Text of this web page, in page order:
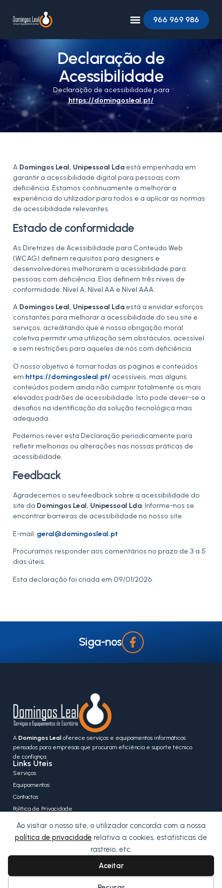
Ao visitar o nosso site, o utilizador concorda com a nossa
política de privacidade relativa a cookies, estatísticas de
rastreio, etc.
Aceitar
966 969 986
Declaração de
Acessibilidade
Declaração de acessibilidade para
https://domingosleal.pt/
A Domingos Leal, Unipessoal Ldaestá empenhada em
garantir a acessibilidade digital para pessoas com
deficiência. Estamos continuamente a melhorar a
experiência do utilizador para todos e a aplicar as normas
de acessibilidade relevantes.
Estado de conformidade
As Diretrizes de Acessibilidade para Conteúdo Web
(WCAG) definem requisitos para designers e
desenvolvedores melhorarem a acessibilidade para
pessoas com deficiência. Elas definem três níveis de
conformidade: Nível A, Nível AA e Nível AAA.
A Domingos Leal, Unipessoal Ldaestá a envidar esforços
constantes para melhorar a acessibilidade do seu site e
serviços, acreditando que é nossa obrigação moral
coletiva permitir uma utilização sem obstáculos, acessível
e sem restrições para aqueles de nós com deficiência.
O nosso objetivo é tornar todas as páginas e conteúdos
em https://domingosleal.pt/ acessíveis, mas alguns
conteúdos podem ainda não cumprir totalmente os mais
elevados padrões de acessibilidade. Isto pode dever-se a
desafios na identificação da solução tecnológica mais
adequada.
Podemos rever esta Declaração periodicamente para
refletir melhorias ou alterações nas nossas práticas de
acessibilidade.
Feedback
Agradecemos o seu feedback sobre a acessibilidade do
site da Domingos Leal, Unipessoal Lda. Informe-nos se
encontrar barreiras de acessibilidade no nosso site:
E-mail: geral@domingosleal.pt
Procuramos responder aos comentários no prazo de 3 a 5
dias úteis.
Esta declaração foi criada em 09/01/2026.
Siga-nos
A Domingos Lealoferece serviços e equipamentos informáticos
pensados para empresas que procuram eficiência e suporte técnico
de confiança.
Links Úteis
Serviços
Equipamentos
Contactos
Política de Privacidade
Contactos
Avenida Condessa de Cuba, 21